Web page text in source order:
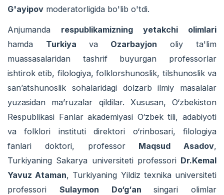
G'ayipov moderatorligida bo'lib o'tdi.
Anjumanda respublikamizning yetakchi olimlari
hamda Turkiya va Ozarbayjon oliy ta'lim
muassasalaridan tashrif buyurgan professorlar
ishtirok etib, filologiya, folklorshunoslik, tilshunoslik va
san’atshunoslik sohalaridagi dolzarb ilmiy masalalar
yuzasidan ma’ruzalar qildilar. Xususan, O‘zbekiston
Respublikasi Fanlar akademiyasi O‘zbek tili, adabiyoti
va folklori instituti direktori o‘rinbosari, filologiya
fanlari doktori, professor Maqsud Asadov,
Turkiyaning Sakarya universiteti professori Dr.Kemal
Yavuz Ataman, Turkiyaning Yildiz texnika universiteti
professori Sulaymon Do‘g‘ansingari olimlar